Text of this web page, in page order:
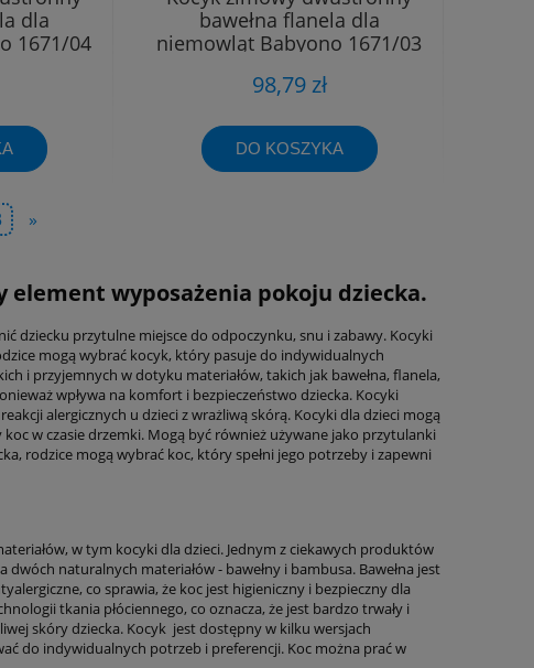
dla
1671/04
bawełna flanela dla
niemowląt Babyono 1671/03
98,79 zł
DO KOSZYKA
»
element wyposażenia pokoju dziecka.
dziecku przytulne miejsce do odpoczynku, snu i zabawy. Kocyki
mogą wybrać kocyk, który pasuje do indywidualnych
i przyjemnych w dotyku materiałów, takich jak bawełna, flanela,
wpływa na komfort i bezpieczeństwo dziecka. Kocyki
alergicznych u dzieci z wrażliwą skórą. Kocyki dla dzieci mogą
w czasie drzemki. Mogą być również używane jako przytulanki
rodzice mogą wybrać koc, który spełni jego potrzeby i zapewni
w tym kocyki dla dzieci. Jednym z ciekawych produktów
naturalnych materiałów - bawełny i bambusa. Bawełna jest
co sprawia, że koc jest higieniczny i bezpieczny dla
tkania płóciennego, co oznacza, że jest bardzo trwały i
skóry dziecka. Kocyk jest dostępny w kilku wersjach
do indywidualnych potrzeb i preferencji. Koc można prać w